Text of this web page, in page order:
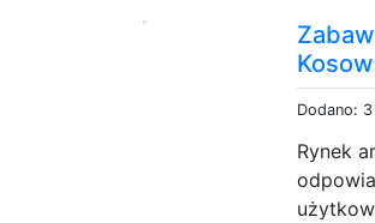
Dodano:
Rynek